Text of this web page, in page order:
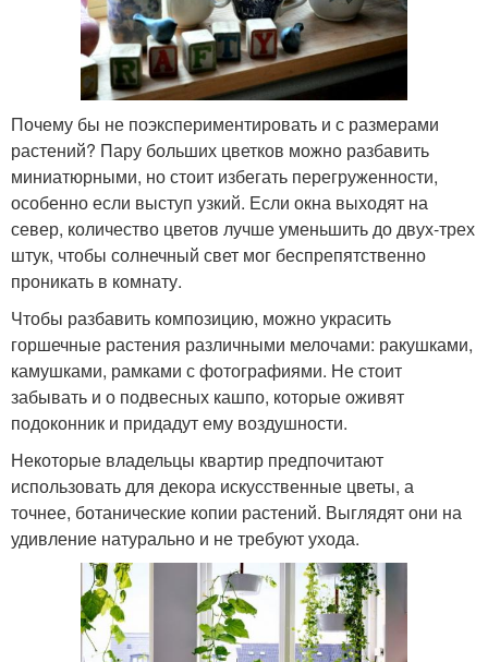
Почему бы не поэкспериментировать и с размерами
растений? Пару больших цветков можно разбавить
миниатюрными, но стоит избегать перегруженности,
особенно если выступ узкий. Если окна выходят на
север, количество цветов лучше уменьшить до двух-трех
штук, чтобы солнечный свет мог беспрепятственно
проникать в комнату.
Чтобы разбавить композицию, можно украсить
горшечные растения различными мелочами: ракушками,
камушками, рамками с фотографиями. Не стоит
забывать и о подвесных кашпо, которые оживят
подоконник и придадут ему воздушности.
Некоторые владельцы квартир предпочитают
использовать для декора искусственные цветы, а
точнее, ботанические копии растений. Выглядят они на
удивление натурально и не требуют ухода.